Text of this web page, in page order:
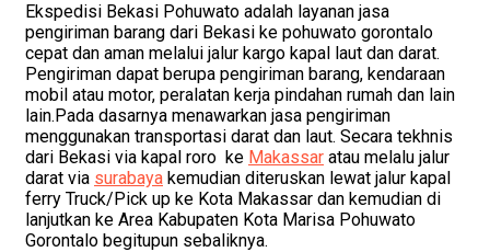
Ekspedisi Bekasi Pohuwato adalah layanan jasa
pengiriman barang dari Bekasi ke pohuwato gorontalo
cepat dan aman melalui jalur kargo kapal laut dan darat.
Pengiriman dapat berupa pengiriman barang, kendaraan
mobil atau motor, peralatan kerja pindahan rumah dan lain
lain.Pada dasarnya menawarkan jasa pengiriman
menggunakan transportasi darat dan laut. Secara tekhnis
dari Bekasi via kapal roro ke Makassar atau melalu jalur
darat via surabaya kemudian diteruskan lewat jalur kapal
ferry Truck/Pick up ke Kota Makassar dan kemudian di
lanjutkan ke Area Kabupaten Kota Marisa Pohuwato
Gorontalo begitupun sebaliknya.